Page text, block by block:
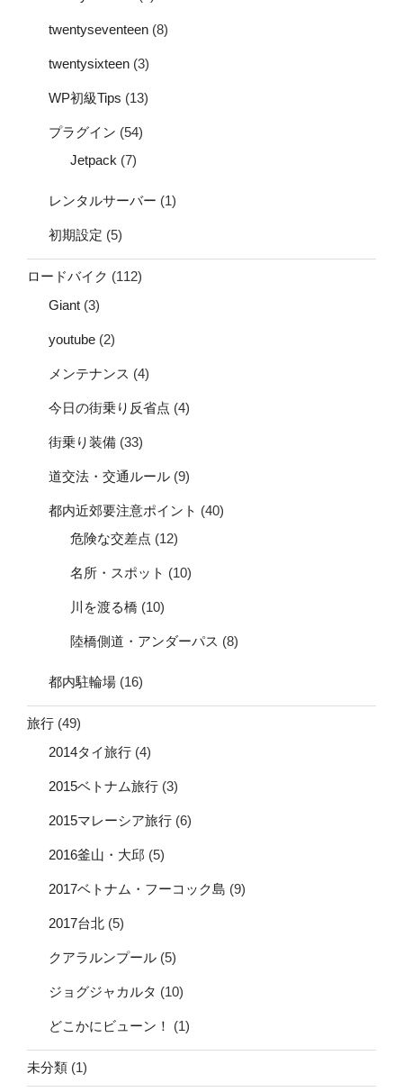
twentyseventeen (8)
twentysixteen (3)
WP初級Tips (13)
プラグイン (54)
Jetpack (7)
レンタルサーバー (1)
初期設定 (5)
ロードバイク (112)
Giant (3)
youtube (2)
メンテナンス (4)
今日の街乗り反省点 (4)
街乗り装備 (33)
道交法・交通ルール (9)
都内近郊要注意ポイント (40)
危険な交差点 (12)
名所・スポット (10)
川を渡る橋 (10)
陸橋側道・アンダーパス (8)
都内駐輪場 (16)
旅行 (49)
2014タイ旅行 (4)
2015ベトナム旅行 (3)
2015マレーシア旅行 (6)
2016釜山・大邱 (5)
2017ベトナム・フーコック島 (9)
2017台北 (5)
クアラルンプール (5)
ジョグジャカルタ (10)
どこかにビューン！ (1)
未分類 (1)